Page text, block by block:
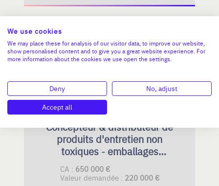
AUVERGNE-RHÔNE-ALPES
Concepteur & distributeur de
produits d'entretien non
toxiques - emballages
alimentaires et EPI
CA : 650 000 €
Valeur demandée : 220 000 €
We use cookies
We may place these for analysis of our visitor data, to improve our website,
show personalised content and to give you a great website experience. For
more information about the cookies we use open the settings.
Deny
No, adjust
Accept all